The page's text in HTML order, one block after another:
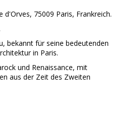
d'Orves, 75009 Paris, Frankreich.
bekannt für seine bedeutenden
in Paris.
und Renaissance, mit
aus der Zeit des Zweiten